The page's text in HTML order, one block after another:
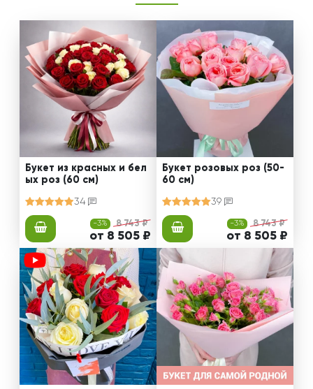
Букет из красных и бел
ых роз (60 см)
34
-3% 8 743 ₽
от 8 505 ₽
Букет розовых роз (50-
60 см)
39
-3% 8 743 ₽
от 8 505 ₽